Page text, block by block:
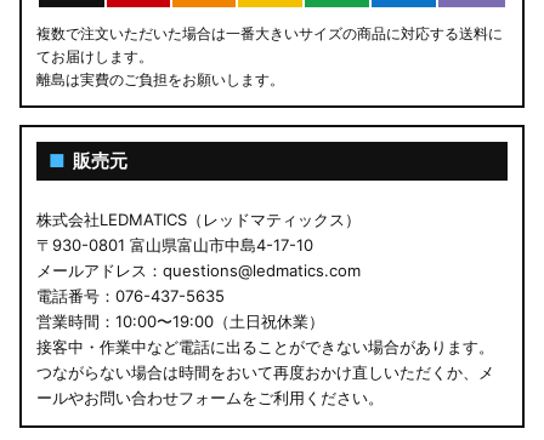
複数で注文いただいた場合は一番大きいサイズの商品に対応する送料に
てお届けします。
離島は実費のご負担をお願いします。
■ 販売元
株式会社LEDMATICS（レッドマティックス）
〒930-0801 富山県富山市中島4-17-10
メールアドレス：questions@ledmatics.com
電話番号：076-437-5635
営業時間：10:00〜19:00（土日祝休業）
接客中・作業中など電話に出ることができない場合があります。
つながらない場合は時間をおいて再度おかけ直しいただくか、メ
ールやお問い合わせフォームをご利用ください。